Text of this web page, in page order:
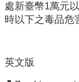
政
訊
公
處新臺幣1萬元
時以下之毒品危
英文版